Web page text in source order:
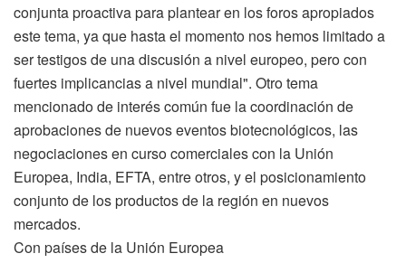
conjunta proactiva para plantear en los foros apropiados
este tema, ya que hasta el momento nos hemos limitado a
ser testigos de una discusión a nivel europeo, pero con
fuertes implicancias a nivel mundial". Otro tema
mencionado de interés común fue la coordinación de
aprobaciones de nuevos eventos biotecnológicos, las
negociaciones en curso comerciales con la Unión
Europea, India, EFTA, entre otros, y el posicionamiento
conjunto de los productos de la región en nuevos
mercados.
Con países de la Unión Europea